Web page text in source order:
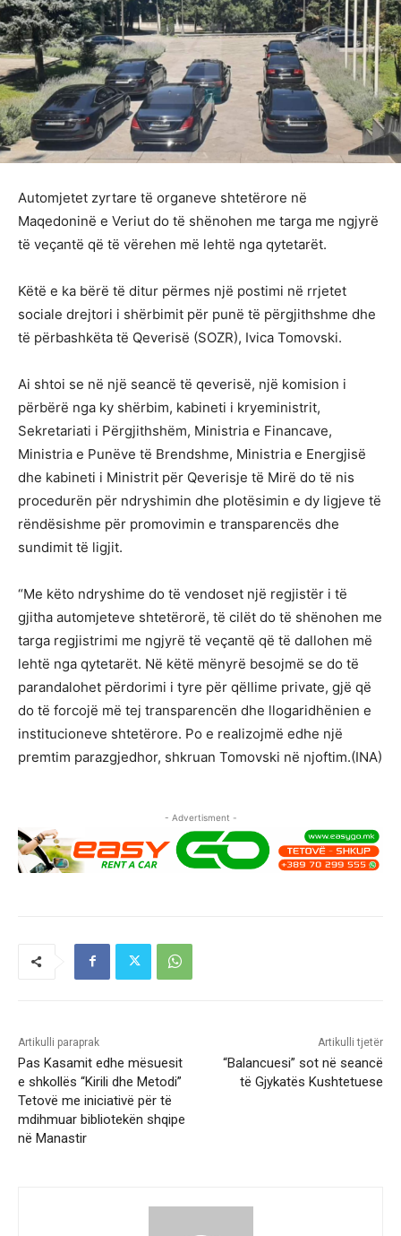
Automjetet zyrtare të organeve shtetërore në
Maqedoninë e Veriut do të shënohen me targa me ngjyrë
të veçantë që të vërehen më lehtë nga qytetarët.
Këtë e ka bërë të ditur përmes një postimi në rrjetet
sociale drejtori i shërbimit për punë të përgjithshme dhe
të përbashkëta të Qeverisë (SOZR), Ivica Tomovski.
Ai shtoi se në një seancë të qeverisë, një komision i
përbërë nga ky shërbim, kabineti i kryeministrit,
Sekretariati i Përgjithshëm, Ministria e Financave,
Ministria e Punëve të Brendshme, Ministria e Energjisë
dhe kabineti i Ministrit për Qeverisje të Mirë do të nis
procedurën për ndryshimin dhe plotësimin e dy ligjeve të
rëndësishme për promovimin e transparencës dhe
sundimit të ligjit.
“Me këto ndryshime do të vendoset një regjistër i të
gjitha automjeteve shtetërorë, të cilët do të shënohen me
targa regjistrimi me ngjyrë të veçantë që të dallohen më
lehtë nga qytetarët. Në këtë mënyrë besojmë se do të
parandalohet përdorimi i tyre për qëllime private, gjë që
do të forcojë më tej transparencën dhe llogaridhënien e
institucioneve shtetërore. Po e realizojmë edhe një
premtim parazgjedhor, shkruan Tomovski në njoftim.(INA)
- Advertisment -
Artikulli paraprak
Pas Kasamit edhe mësuesit
e shkollës “Kirili dhe Metodi”
Tetovë me iniciativë për të
mdihmuar bibliotekën shqipe
në Manastir
Artikulli tjetër
“Balancuesi” sot në seancë
të Gjykatës Kushtetuese